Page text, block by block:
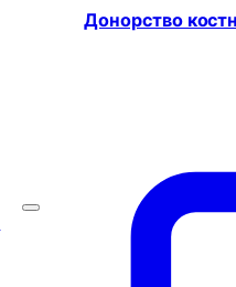
Донорство